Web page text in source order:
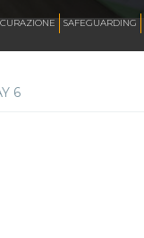
SAFEGUARDING
6